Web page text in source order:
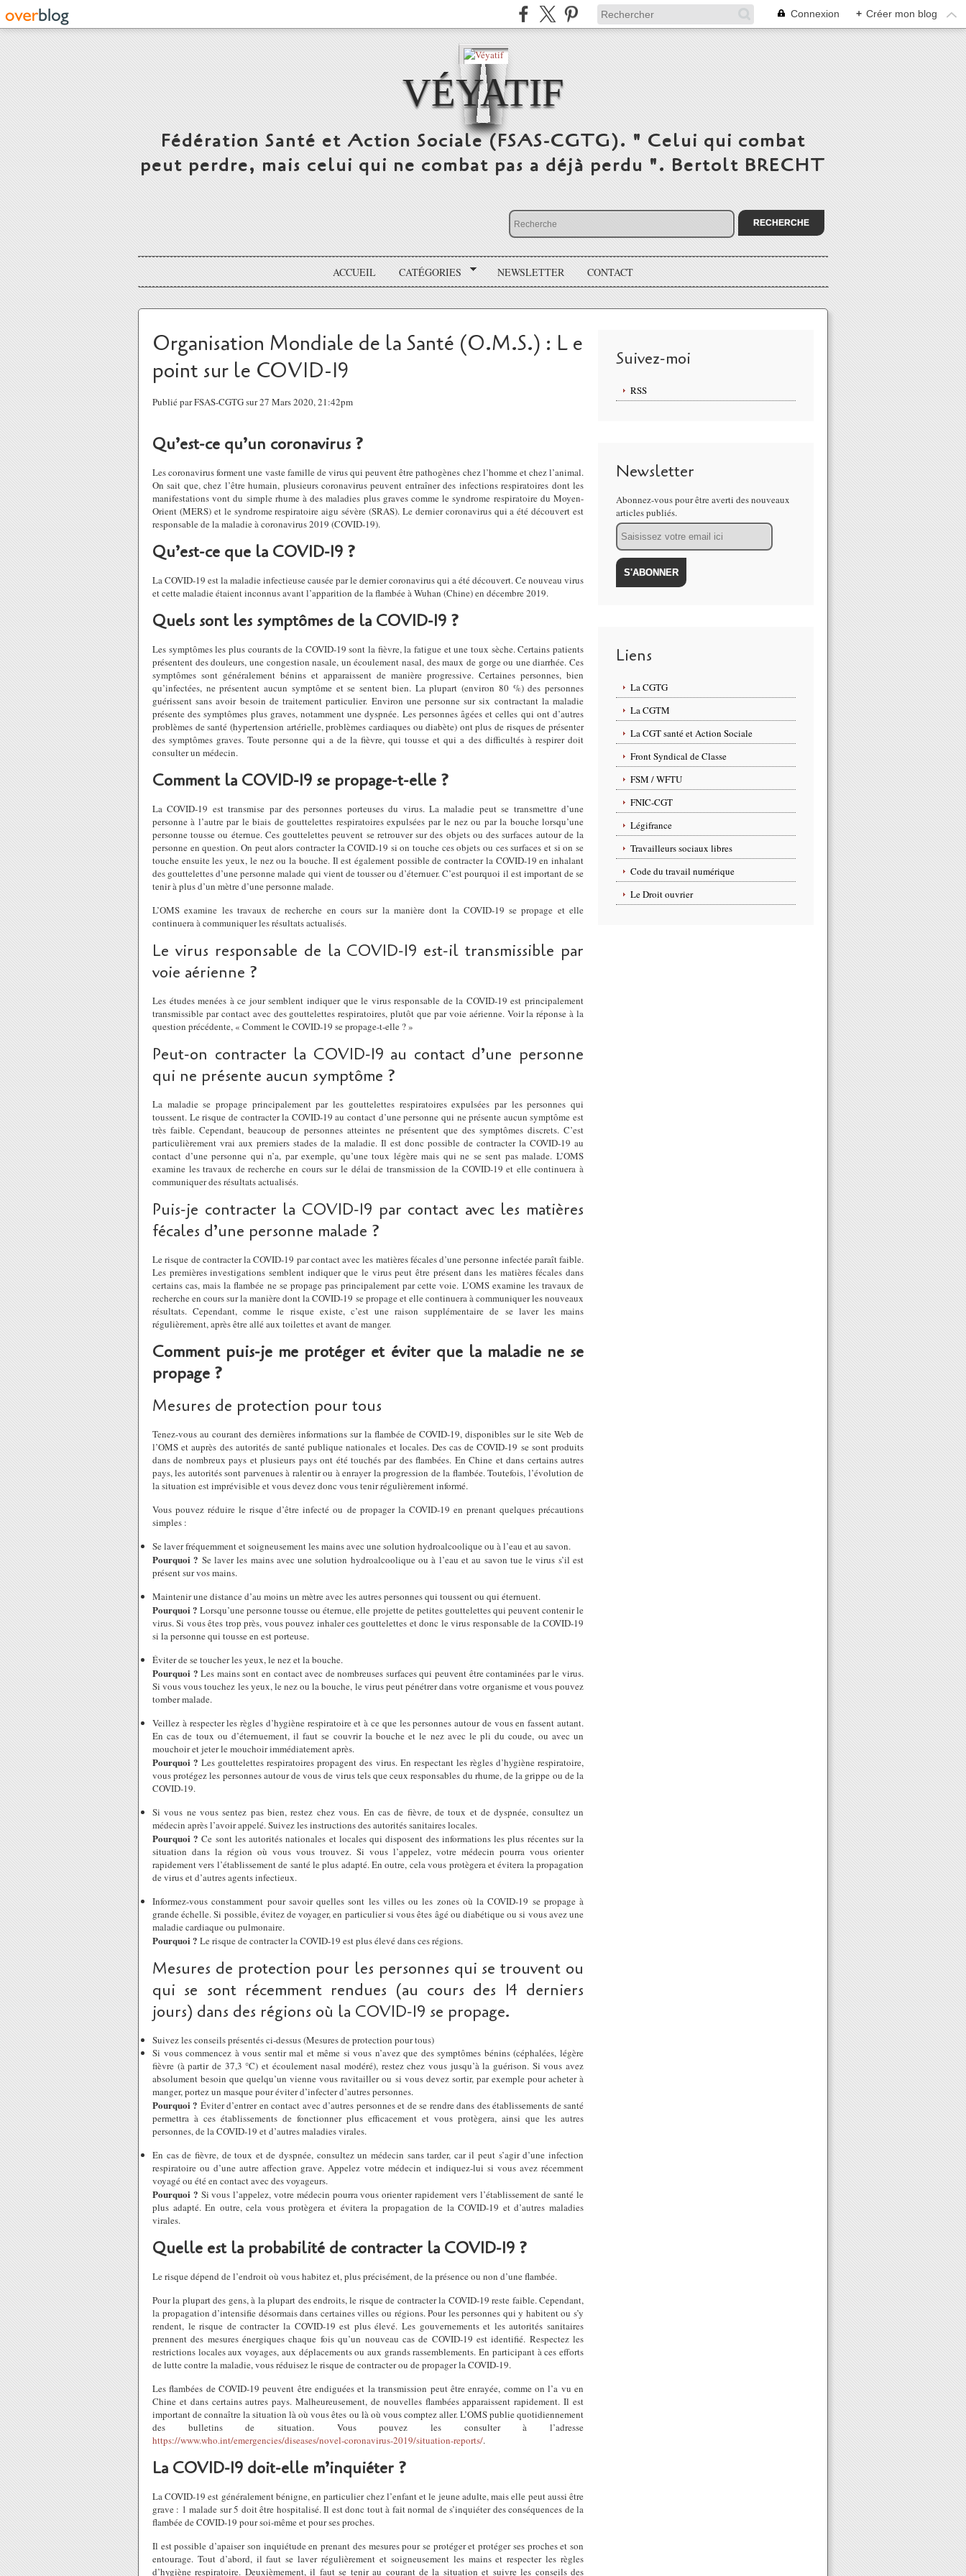
Connexion + Créer mon blog
VÉYATIF
Fédération Santé et Action Sociale (FSAS-CGTG). " Celui qui combat
peut perdre, mais celui qui ne combat pas a déjà perdu ". Bertolt BRECHT
ACCUEIL CATÉGORIES NEWSLETTER CONTACT
Organisation Mondiale de la Santé (O.M.S.) : L e
point sur le COVID-19
Publié par FSAS-CGTG sur 27 Mars 2020, 21:42pm
Qu’est-ce qu’un coronavirus ?
Les coronavirus forment une vaste famille de virus qui peuvent être pathogènes chez l’homme et chez l’animal.
On sait que, chez l’être humain, plusieurs coronavirus peuvent entraîner des infections respiratoires dont les
manifestations vont du simple rhume à des maladies plus graves comme le syndrome respiratoire du Moyen-
Orient (MERS) et le syndrome respiratoire aigu sévère (SRAS). Le dernier coronavirus qui a été découvert est
responsable de la maladie à coronavirus 2019 (COVID-19).
Qu’est-ce que la COVID-19 ?
La COVID-19 est la maladie infectieuse causée par le dernier coronavirus qui a été découvert. Ce nouveau virus
et cette maladie étaient inconnus avant l’apparition de la flambée à Wuhan (Chine) en décembre 2019.
Quels sont les symptômes de la COVID-19 ?
Les symptômes les plus courants de la COVID-19 sont la fièvre, la fatigue et une toux sèche. Certains patients
présentent des douleurs, une congestion nasale, un écoulement nasal, des maux de gorge ou une diarrhée. Ces
symptômes sont généralement bénins et apparaissent de manière progressive. Certaines personnes, bien
qu’infectées, ne présentent aucun symptôme et se sentent bien. La plupart (environ 80 %) des personnes
guérissent sans avoir besoin de traitement particulier. Environ une personne sur six contractant la maladie
présente des symptômes plus graves, notamment une dyspnée. Les personnes âgées et celles qui ont d’autres
problèmes de santé (hypertension artérielle, problèmes cardiaques ou diabète) ont plus de risques de présenter
des symptômes graves. Toute personne qui a de la fièvre, qui tousse et qui a des difficultés à respirer doit
consulter un médecin.
Comment la COVID-19 se propage-t-elle ?
La COVID-19 est transmise par des personnes porteuses du virus. La maladie peut se transmettre d’une
personne à l’autre par le biais de gouttelettes respiratoires expulsées par le nez ou par la bouche lorsqu’une
personne tousse ou éternue. Ces gouttelettes peuvent se retrouver sur des objets ou des surfaces autour de la
personne en question. On peut alors contracter la COVID-19 si on touche ces objets ou ces surfaces et si on se
touche ensuite les yeux, le nez ou la bouche. Il est également possible de contracter la COVID-19 en inhalant
des gouttelettes d’une personne malade qui vient de tousser ou d’éternuer. C’est pourquoi il est important de se
tenir à plus d’un mètre d’une personne malade.
L’OMS examine les travaux de recherche en cours sur la manière dont la COVID-19 se propage et elle
continuera à communiquer les résultats actualisés.
Le virus responsable de la COVID-19 est-il transmissible par
voie aérienne ?
Les études menées à ce jour semblent indiquer que le virus responsable de la COVID-19 est principalement
transmissible par contact avec des gouttelettes respiratoires, plutôt que par voie aérienne. Voir la réponse à la
question précédente, « Comment le COVID-19 se propage-t-elle ? »
Peut-on contracter la COVID-19 au contact d’une personne
qui ne présente aucun symptôme ?
La maladie se propage principalement par les gouttelettes respiratoires expulsées par les personnes qui
toussent. Le risque de contracter la COVID-19 au contact d’une personne qui ne présente aucun symptôme est
très faible. Cependant, beaucoup de personnes atteintes ne présentent que des symptômes discrets. C’est
particulièrement vrai aux premiers stades de la maladie. Il est donc possible de contracter la COVID-19 au
contact d’une personne qui n’a, par exemple, qu’une toux légère mais qui ne se sent pas malade. L’OMS
examine les travaux de recherche en cours sur le délai de transmission de la COVID-19 et elle continuera à
communiquer des résultats actualisés.
Puis-je contracter la COVID-19 par contact avec les matières
fécales d’une personne malade ?
Le risque de contracter la COVID-19 par contact avec les matières fécales d’une personne infectée paraît faible.
Les premières investigations semblent indiquer que le virus peut être présent dans les matières fécales dans
certains cas, mais la flambée ne se propage pas principalement par cette voie. L’OMS examine les travaux de
recherche en cours sur la manière dont la COVID-19 se propage et elle continuera à communiquer les nouveaux
résultats. Cependant, comme le risque existe, c’est une raison supplémentaire de se laver les mains
régulièrement, après être allé aux toilettes et avant de manger.
Comment puis-je me protéger et éviter que la maladie ne se
propage ?
Mesures de protection pour tous
Tenez-vous au courant des dernières informations sur la flambée de COVID-19, disponibles sur le site Web de
l’OMS et auprès des autorités de santé publique nationales et locales. Des cas de COVID-19 se sont produits
dans de nombreux pays et plusieurs pays ont été touchés par des flambées. En Chine et dans certains autres
pays, les autorités sont parvenues à ralentir ou à enrayer la progression de la flambée. Toutefois, l’évolution de
la situation est imprévisible et vous devez donc vous tenir régulièrement informé.
Vous pouvez réduire le risque d’être infecté ou de propager la COVID-19 en prenant quelques précautions
simples :
Se laver fréquemment et soigneusement les mains avec une solution hydroalcoolique ou à l’eau et au savon.
Pourquoi ? Se laver les mains avec une solution hydroalcoolique ou à l’eau et au savon tue le virus s’il est
présent sur vos mains.
Maintenir une distance d’au moins un mètre avec les autres personnes qui toussent ou qui éternuent.
Pourquoi ? Lorsqu’une personne tousse ou éternue, elle projette de petites gouttelettes qui peuvent contenir le
virus. Si vous êtes trop près, vous pouvez inhaler ces gouttelettes et donc le virus responsable de la COVID-19
si la personne qui tousse en est porteuse.
Éviter de se toucher les yeux, le nez et la bouche.
Pourquoi ? Les mains sont en contact avec de nombreuses surfaces qui peuvent être contaminées par le virus.
Si vous vous touchez les yeux, le nez ou la bouche, le virus peut pénétrer dans votre organisme et vous pouvez
tomber malade.
Veillez à respecter les règles d’hygiène respiratoire et à ce que les personnes autour de vous en fassent autant.
En cas de toux ou d’éternuement, il faut se couvrir la bouche et le nez avec le pli du coude, ou avec un
mouchoir et jeter le mouchoir immédiatement après.
Pourquoi ?Les gouttelettes respiratoires propagent des virus. En respectant les règles d’hygiène respiratoire,
vous protégez les personnes autour de vous de virus tels que ceux responsables du rhume, de la grippe ou de la
COVID-19.
Si vous ne vous sentez pas bien, restez chez vous. En cas de fièvre, de toux et de dyspnée, consultez un
médecin après l’avoir appelé. Suivez les instructions des autorités sanitaires locales.
Pourquoi ? Ce sont les autorités nationales et locales qui disposent des informations les plus récentes sur la
situation dans la région où vous vous trouvez. Si vous l’appelez, votre médecin pourra vous orienter
rapidement vers l’établissement de santé le plus adapté. En outre, cela vous protègera et évitera la propagation
de virus et d’autres agents infectieux.
Informez-vous constamment pour savoir quelles sont les villes ou les zones où la COVID-19 se propage à
grande échelle. Si possible, évitez de voyager, en particulier si vous êtes âgé ou diabétique ou si vous avez une
maladie cardiaque ou pulmonaire.
Pourquoi ? Le risque de contracter la COVID-19 est plus élevé dans ces régions.
Mesures de protection pour les personnes qui se trouvent ou
qui se sont récemment rendues (au cours des 14 derniers
jours) dans des régions où la COVID-19 se propage.
Suivez les conseils présentés ci-dessus (Mesures de protection pour tous)
Si vous commencez à vous sentir mal et même si vous n’avez que des symptômes bénins (céphalées, légère
fièvre (à partir de 37,3 °C) et écoulement nasal modéré), restez chez vous jusqu’à la guérison. Si vous avez
absolument besoin que quelqu’un vienne vous ravitailler ou si vous devez sortir, par exemple pour acheter à
manger, portez un masque pour éviter d’infecter d’autres personnes.
Pourquoi ? Éviter d’entrer en contact avec d’autres personnes et de se rendre dans des établissements de santé
permettra à ces établissements de fonctionner plus efficacement et vous protègera, ainsi que les autres
personnes, de la COVID-19 et d’autres maladies virales.
En cas de fièvre, de toux et de dyspnée, consultez un médecin sans tarder, car il peut s’agir d’une infection
respiratoire ou d’une autre affection grave. Appelez votre médecin et indiquez-lui si vous avez récemment
voyagé ou été en contact avec des voyageurs.
Pourquoi ? Si vous l’appelez, votre médecin pourra vous orienter rapidement vers l’établissement de santé le
plus adapté. En outre, cela vous protègera et évitera la propagation de la COVID-19 et d’autres maladies
virales.
Quelle est la probabilité de contracter la COVID-19 ?
Le risque dépend de l’endroit où vous habitez et, plus précisément, de la présence ou non d’une flambée.
Pour la plupart des gens, à la plupart des endroits, le risque de contracter la COVID-19 reste faible. Cependant,
la propagation d’intensifie désormais dans certaines villes ou régions. Pour les personnes qui y habitent ou s’y
rendent, le risque de contracter la COVID-19 est plus élevé. Les gouvernements et les autorités sanitaires
prennent des mesures énergiques chaque fois qu’un nouveau cas de COVID-19 est identifié. Respectez les
restrictions locales aux voyages, aux déplacements ou aux grands rassemblements. En participant à ces efforts
de lutte contre la maladie, vous réduisez le risque de contracter ou de propager la COVID-19.
Les flambées de COVID-19 peuvent être endiguées et la transmission peut être enrayée, comme on l’a vu en
Chine et dans certains autres pays. Malheureusement, de nouvelles flambées apparaissent rapidement. Il est
important de connaître la situation là où vous êtes ou là où vous comptez aller. L’OMS publie quotidiennement
des bulletins de situation. Vous pouvez les consulter à l’adresse
https://www.who.int/emergencies/diseases/novel-coronavirus-2019/situation-reports/.
La COVID-19 doit-elle m’inquiéter ?
La COVID-19 est généralement bénigne, en particulier chez l’enfant et le jeune adulte, mais elle peut aussi être
grave : 1 malade sur 5 doit être hospitalisé. Il est donc tout à fait normal de s’inquiéter des conséquences de la
flambée de COVID-19 pour soi-même et pour ses proches.
Il est possible d’apaiser son inquiétude en prenant des mesures pour se protéger et protéger ses proches et son
entourage. Tout d’abord, il faut se laver régulièrement et soigneusement les mains et respecter les règles
d’hygiène respiratoire. Deuxièmement, il faut se tenir au courant de la situation et suivre les conseils des
Suivez-moi
RSS
Newsletter
Abonnez-vous pour être averti des nouveaux
articles publiés.
Email
Liens
La CGTG
La CGTM
La CGT santé et Action Sociale
Front Syndical de Classe
FSM / WFTU
FNIC-CGT
Légifrance
Travailleurs sociaux libres
Code du travail numérique
Le Droit ouvrier